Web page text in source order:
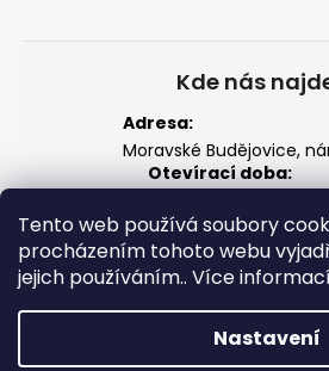
Tento web používá soubory
procházením tohoto webu
jejich používáním.. Více
Nastavení
Kde nás
Adresa:
Moravské Budějovice,
Otevírací doba:
So: 8:00 – 12:00
Zobrazit na